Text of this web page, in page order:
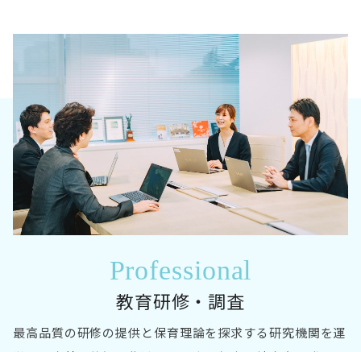
Professional
教育研修・調査
最高品質の研修の提供と保育理論を探求する研究機関を運